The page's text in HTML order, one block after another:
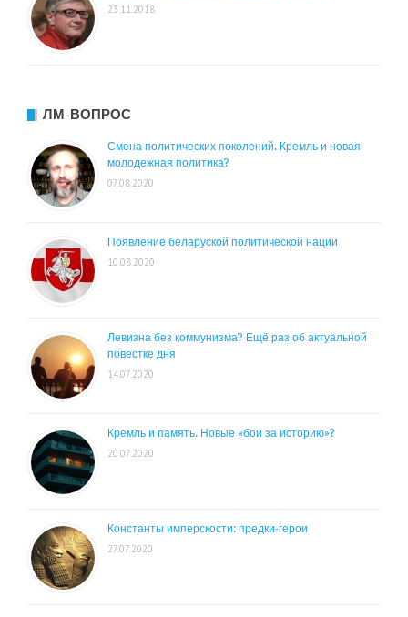
23.11.2018
ЛМ-ВОПРОС
Смена политических поколений. Кремль и новая
молодежная политика?
07.08.2020
Появление беларуской политической нации
10.08.2020
Левизна без коммунизма? Ещё раз об актуальной
повестке дня
14.07.2020
Кремль и память. Новые «бои за историю»?
20.07.2020
Константы имперскости: предки-герои
27.07.2020